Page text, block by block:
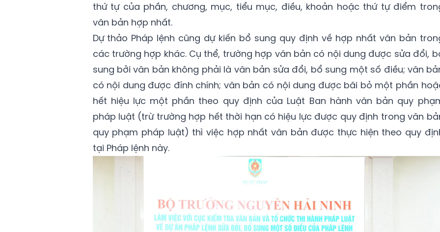
thứ tự của phần, chương, mục, tiểu mục, điều, khoản hoặc thứ tự điểm
văn bản hợp nhất.
Dự thảo Pháp lệnh cũng dự kiến bổ sung quy định về hợp nhất văn bản
các trường hợp khác. Cụ thể, trường hợp văn bản có nội dung được sửa đổi,
sung bởi văn bản không phải là văn bản sửa đổi, bổ sung một số điều; văn
có nội dung được đính chính; văn bản có nội dung được bãi bỏ một phần
hết hiệu lực một phần theo quy định của Luật Ban hành văn bản quy
pháp luật (trừ trường hợp hết thời hạn có hiệu lực được quy định trong văn
quy phạm pháp luật) thì việc hợp nhất văn bản được thực hiện theo quy
tại Pháp lệnh này.